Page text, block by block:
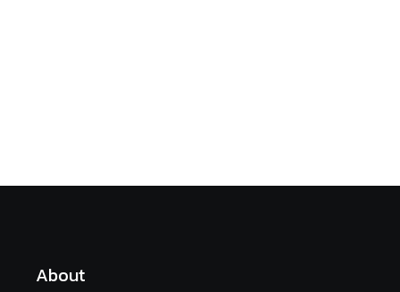
About